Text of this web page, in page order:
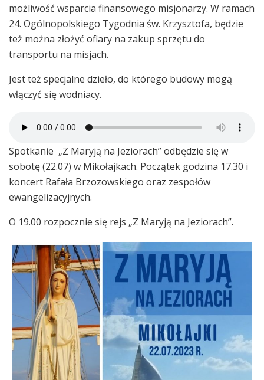
możliwość wsparcia finansowego misjonarzy. W ramach
24. Ogólnopolskiego Tygodnia św. Krzysztofa, będzie
też można złożyć ofiary na zakup sprzętu do
transportu na misjach.
Jest też specjalne dzieło, do którego budowy mogą
włączyć się wodniacy.
Spotkanie „Z Maryją na Jeziorach” odbędzie się w
sobotę (22.07) w Mikołajkach. Początek godzina 17.30 i
koncert Rafała Brzozowskiego oraz zespołów
ewangelizacyjnych.
O 19.00 rozpocznie się rejs „Z Maryją na Jeziorach”.